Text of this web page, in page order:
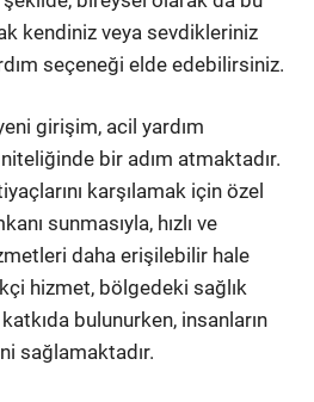
kendiniz veya sevdikleriniz
seçeneği elde edebilirsiniz.
girişim, acil yardım
bir adım atmaktadır.
karşılamak için özel
sunmasıyla, hızlı ve
daha erişilebilir hale
hizmet, bölgedeki sağlık
bulunurken, insanların
sağlamaktadır.